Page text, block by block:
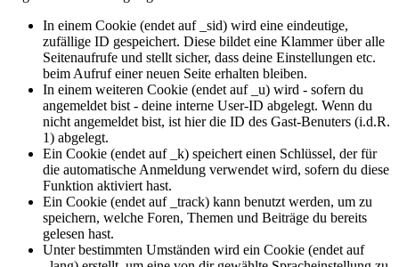
In einem Cookie (endet auf _sid) wird eine eindeutige,
zufällige ID gespeichert. Diese bildet eine Klammer über alle
Seitenaufrufe und stellt sicher, dass deine Einstellungen etc.
beim Aufruf einer neuen Seite erhalten bleiben.
In einem weiteren Cookie (endet auf _u) wird - sofern du
angemeldet bist - deine interne User-ID abgelegt. Wenn du
nicht angemeldet bist, ist hier die ID des Gast-Benuters (i.d.R.
1) abgelegt.
Ein Cookie (endet auf _k) speichert einen Schlüssel, der für
die automatische Anmeldung verwendet wird, sofern du diese
Funktion aktiviert hast.
Ein Cookie (endet auf _track) kann benutzt werden, um zu
speichern, welche Foren, Themen und Beiträge du bereits
gelesen hast.
Unter bestimmten Umständen wird ein Cookie (endet auf